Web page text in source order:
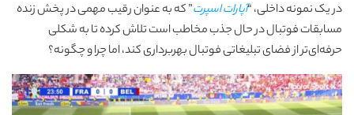
در یک نمونه داخلی، “آپارات اسپرت” که به عنوان رقیب مهمی در پخش زنده
مسابقات فوتبال در حال جذب مخاطب است تلاش کرده تا به شکلی
حرفه‌ای‌تر از فضای تبلیغاتی فوتبال بهربرداری کند، اما چرا و چگونه؟